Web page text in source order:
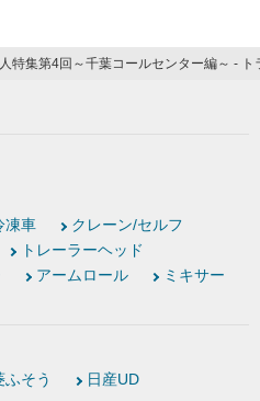
特集第4回～千葉コールセンター編～ -
凍車
クレーン/セルフ
トレーラーヘッド
アームロール
ミキサー
ふそう 日産UD